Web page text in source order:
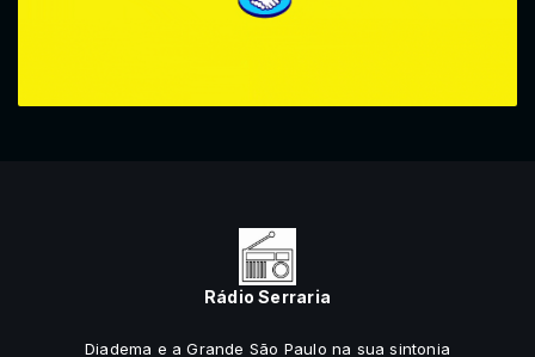
Rádio Serraria
Diadema e a Grande São Paulo na sua sintonia